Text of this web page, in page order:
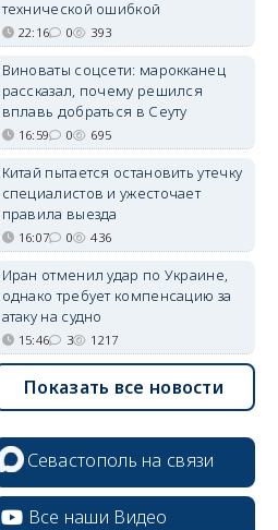
технической ошибкой
22:16 0 393
Виноваты соцсети: марокканец
рассказал, почему решился
вплавь добраться в Сеуту
16:59 0 695
Китай пытается остановить утечку
специалистов и ужесточает
правила выезда
16:07 0 436
Иран отменил удар по Украине,
однако требует компенсацию за
атаку на судно
15:46 3 1217
Показать все новости
Севастополь на связи
Все наши Видео